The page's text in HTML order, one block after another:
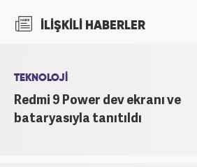
İLİŞKİLİ HABERLER
TEKNOLOJİ
Redmi 9 Power dev ekranı ve
bataryasıyla tanıtıldı